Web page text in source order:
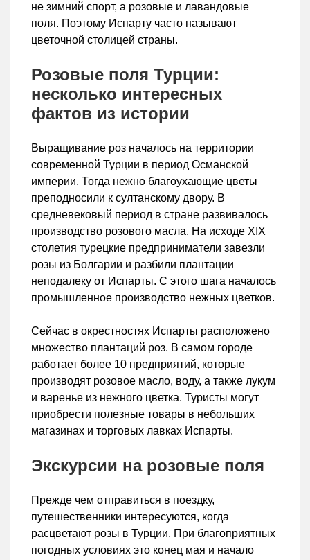
не зимний спорт, а розовые и лавандовые
поля. Поэтому Испарту часто называют
цветочной столицей страны.
Розовые поля Турции:
несколько интересных
фактов из истории
Выращивание роз началось на территории
современной Турции в период Османской
империи. Тогда нежно благоухающие цветы
преподносили к султанскому двору. В
средневековый период в стране развивалось
производство розового масла. На исходе XIX
столетия турецкие предприниматели завезли
розы из Болгарии и разбили плантации
неподалеку от Испарты. С этого шага началось
промышленное производство нежных цветков.
Сейчас в окрестностях Испарты расположено
множество плантаций роз. В самом городе
работает более 10 предприятий, которые
производят розовое масло, воду, а также лукум
и варенье из нежного цветка. Туристы могут
приобрести полезные товары в небольших
магазинах и торговых лавках Испарты.
Экскурсии на розовые поля
Прежде чем отправиться в поездку,
путешественники интересуются, когда
расцветают розы в Турции. При благоприятных
погодных условиях это конец мая и начало